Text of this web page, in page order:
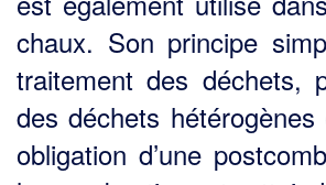
chaux. Son principe
trai­tement des déchets,
des déchets
obligation d’une